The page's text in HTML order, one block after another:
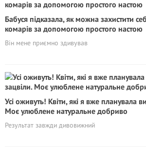
Бабуся підказала, як можна захистити
комарів за допомогою простого настою
Він мене приємно здивував
Усі оживуть! Квіти, які я вже планувала
Моє улюблене натуральне добриво
Результат завжди дивовижний